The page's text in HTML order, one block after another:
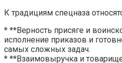
К традициям спецназа
* **Верность присяге и
исполнение приказов и
самых сложных задач.
* **Взаимовыручка и